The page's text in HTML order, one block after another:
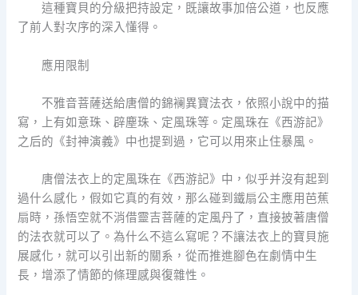
這種寶貝的分級把持設定，既讓故事加倍公道，也反應
了前人對次序的深入懂得。
應用限制
不雅音菩薩送給唐僧的錦襕異寶法衣，依照小說中的描
寫，上有如意珠、辟塵珠、定風珠等。定風珠在《西游記》
之后的《封神演義》中也提到過，它可以用來止住暴風。
唐僧法衣上的定風珠在《西游記》中，似乎并沒有起到
過什么感化，假如它真的有效，那么碰到鐵扇公主應用芭蕉
扇時，孫悟空就不消借靈吉菩薩的定風丹了，直接披著唐僧
的法衣就可以了。為什么不這么寫呢？不讓法衣上的寶貝施
展感化，就可以引出新的關系，從而推進腳色在劇情中生
長，增添了情節的條理感與復雜性。